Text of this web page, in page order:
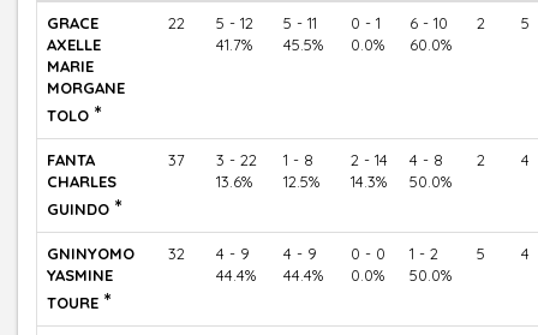
GRACE
AXELLE
MARIE
MORGANE
TOLO *
22
5 - 12
41.7%
5 - 11
45.5%
0 - 1
0.0%
6 - 10
60.0%
2 5
FANTA
CHARLES
GUINDO *
37
3 - 22
13.6%
1 - 8
12.5%
2 - 14
14.3%
4 - 8
50.0%
2 4
GNINYOMO
YASMINE
TOURE *
32
4 - 9
44.4%
4 - 9
44.4%
0 - 0
0.0%
1 - 2
50.0%
5 4